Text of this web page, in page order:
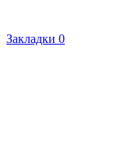
Закладки 0